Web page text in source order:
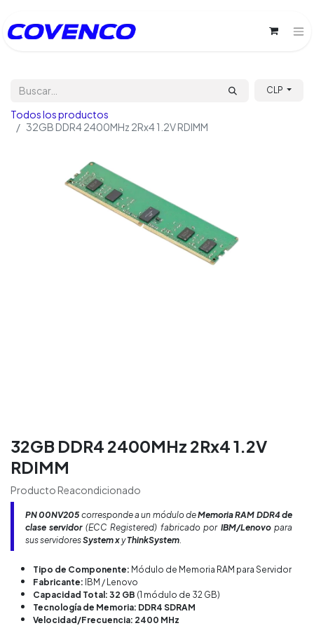
CLP
Todos los productos
32GB DDR4 2400MHz 2Rx4 1.2V RDIMM
32GB DDR4 2400MHz 2Rx4 1.2V
RDIMM
Producto Reacondicionado
PN00NV205 corresponde a un módulo deMemoria RAM DDR4 de
clase servidor(ECC Registered) fabricado por IBM/Lenovopara
sus servidoresSystem xyThinkSystem.
Tipo de Componente: Módulo de Memoria RAM para Servidor
Fabricante: IBM / Lenovo
Capacidad Total: 32 GB (1 módulo de 32 GB)
Tecnología de Memoria: DDR4 SDRAM
Velocidad/Frecuencia: 2400 MHz